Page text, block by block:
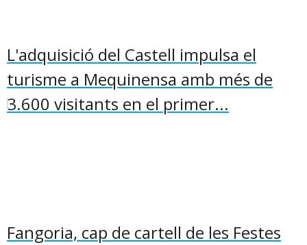
L'adquisició del Castell impulsa el
turisme a Mequinensa amb més de
3.600 visitants en el primer...
Fangoria, cap de cartell de les Festes